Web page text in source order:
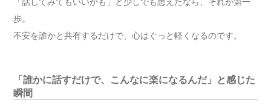
歩。
不安を誰かと共有するだけで、心はぐっと軽くなるのです。
「誰かに話すだけで、こんなに楽になるんだ」と感じた
瞬間